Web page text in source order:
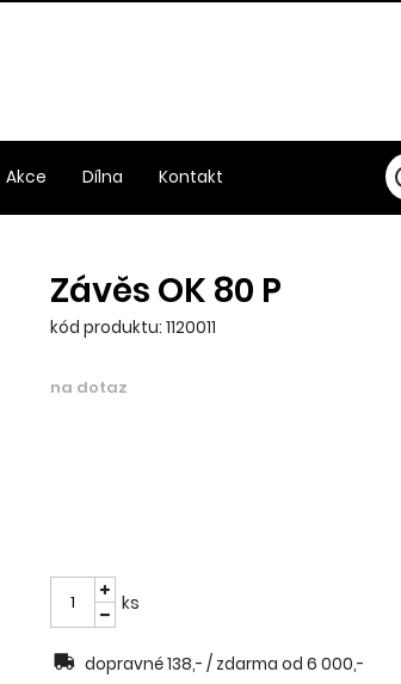
Závěs OK 80 P
kód produktu: 1120011
na dotaz
ks
dopravné 138,- / zdarma od 6 000,-
Akce Dílna Kontakt